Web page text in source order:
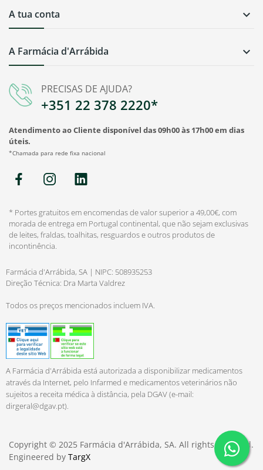
PRECISAS DE AJUDA?
+351 22 378 2220*
Atendimento ao Cliente disponível das 09h00 às 17h00 em dias
úteis.
*Chamada para rede fixa nacional
A Farmácia d'Arrábida 
A tua conta 
* Portes gratuitos em encomendas de valor superior a 49,00€, com
morada de entrega em Portugal continental, que não sejam exclusivas
de leites, fraldas, toalhitas, resguardos e outros produtos de
incontinência.
Farmácia d'Arrábida, SA | NIPC: 508935253
Direção Técnica: Dra Marta Valdrez
Todos os preços mencionados incluem IVA.
A Farmácia d'Arrábida está autorizada a disponibilizar medicamentos
através da Internet, pelo Infarmed e medicamentos veterinários não
sujeitos a receita médica à distância, pela DGAV (e-mail:
dirgeral@dgav.pt).
Copyright © 2025 Farmácia d'Arrábida, SA. All rights reserved.
Engineered by TargX